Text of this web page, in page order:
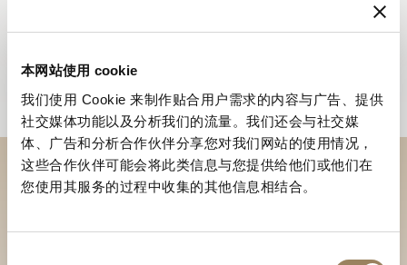
本网站使用 cookie
我们使用 Cookie 来制作贴合用户需求的内容与广告、提供
社交媒体功能以及分析我们的流量。我们还会与社交媒
体、广告和分析合作伙伴分享您对我们网站的使用情况，
这些合作伙伴可能会将此类信息与您提供给他们或他们在
您使用其服务的过程中收集的其他信息相结合。
於專賣店探索品牌系列作品
尋找專賣店